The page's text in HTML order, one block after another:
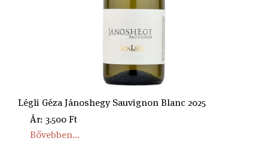
Légli Géza Jánoshegy Sauvignon Blanc 2025
Ár: 3.500 Ft
Bővebben...